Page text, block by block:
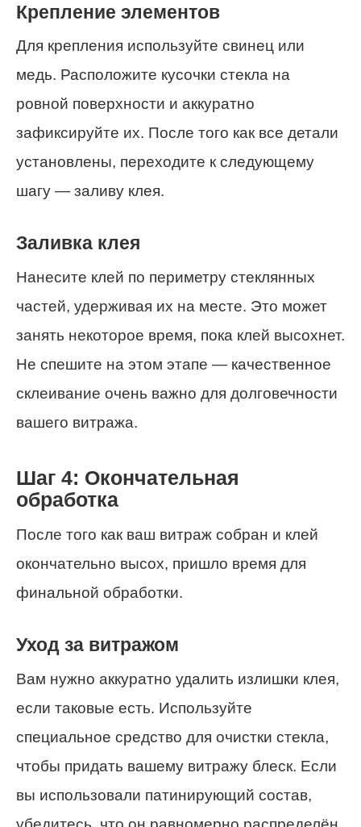
Крепление элементов
Для крепления используйте свинец или
медь. Расположите кусочки стекла на
ровной поверхности и аккуратно
зафиксируйте их. После того как все детали
установлены, переходите к следующему
шагу — заливу клея.
Заливка клея
Нанесите клей по периметру стеклянных
частей, удерживая их на месте. Это может
занять некоторое время, пока клей высохнет.
Не спешите на этом этапе — качественное
склеивание очень важно для долговечности
вашего витража.
Шаг 4: Окончательная
обработка
После того как ваш витраж собран и клей
окончательно высох, пришло время для
финальной обработки.
Уход за витражом
Вам нужно аккуратно удалить излишки клея,
если таковые есть. Используйте
специальное средство для очистки стекла,
чтобы придать вашему витражу блеск. Если
вы использовали патинирующий состав,